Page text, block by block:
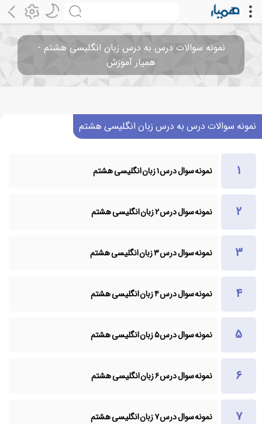
نمونه سوالات درس به درس زبان انگلیسی هشتم -
همیار آموزش
نمونه سوالات درس به درس زبان انگلیسی هشتم
نمونه سوال درس ۱ زبان انگلیسی هشتم
نمونه سوال درس ۲ زبان انگلیسی هشتم
نمونه سوال درس ۳ زبان انگلیسی هشتم
نمونه سوال درس ۴ زبان انگلیسی هشتم
نمونه سوال درس ۵ زبان انگلیسی هشتم
نمونه سوال درس ۶ زبان انگلیسی هشتم
نمونه سوال درس ۷ زبان انگلیسی هشتم